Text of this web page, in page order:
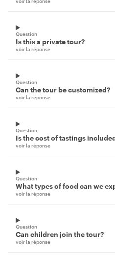
Question
Is this a private tour?
voir la réponse
Question
Can the tour be customized?
voir la réponse
Question
Is the cost of tastings
voir la réponse
Question
What types of food can we
voir la réponse
Question
Can children join the tour?
voir la réponse